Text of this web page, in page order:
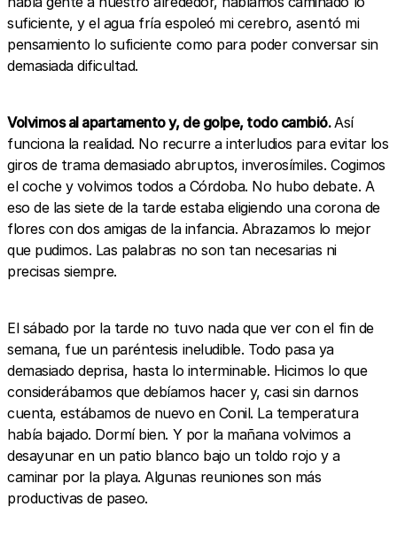
suficiente, y el agua fría espoleó mi cerebro, asentó mi
pensamiento lo suficiente como para poder conversar sin
demasiada dificultad.
Volvimos al apartamento y, de golpe, todo cambió. Así
funciona la realidad. No recurre a interludios para evitar los
giros de trama demasiado abruptos, inverosímiles. Cogimos
el coche y volvimos todos a Córdoba. No hubo debate. A
eso de las siete de la tarde estaba eligiendo una corona de
flores con dos amigas de la infancia. Abrazamos lo mejor
que pudimos. Las palabras no son tan necesarias ni
precisas siempre.
El sábado por la tarde no tuvo nada que ver con el fin de
semana, fue un paréntesis ineludible. Todo pasa ya
demasiado deprisa, hasta lo interminable. Hicimos lo que
considerábamos que debíamos hacer y, casi sin darnos
cuenta, estábamos de nuevo en Conil. La temperatura
había bajado. Dormí bien. Y por la mañana volvimos a
desayunar en un patio blanco bajo un toldo rojo y a
caminar por la playa. Algunas reuniones son más
productivas de paseo.